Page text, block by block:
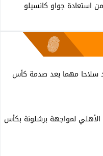
استعادة جواو كانسيلو
سلاحا مهما بعد صدمة كأس
لمواجهة برشلونة بكأس